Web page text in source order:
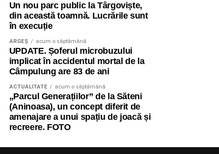
Un nou parc public la Târgoviște,
din această toamnă. Lucrările sunt
în execuție
ARGEȘ acum o săptămână
UPDATE. Șoferul microbuzului
implicat în accidentul mortal de la
Câmpulung are 83 de ani
ACTUALITATE acum o săptămână
„Parcul Generațiilor” de la Săteni
(Aninoasa), un concept diferit de
amenajare a unui spațiu de joacă și
recreere. FOTO